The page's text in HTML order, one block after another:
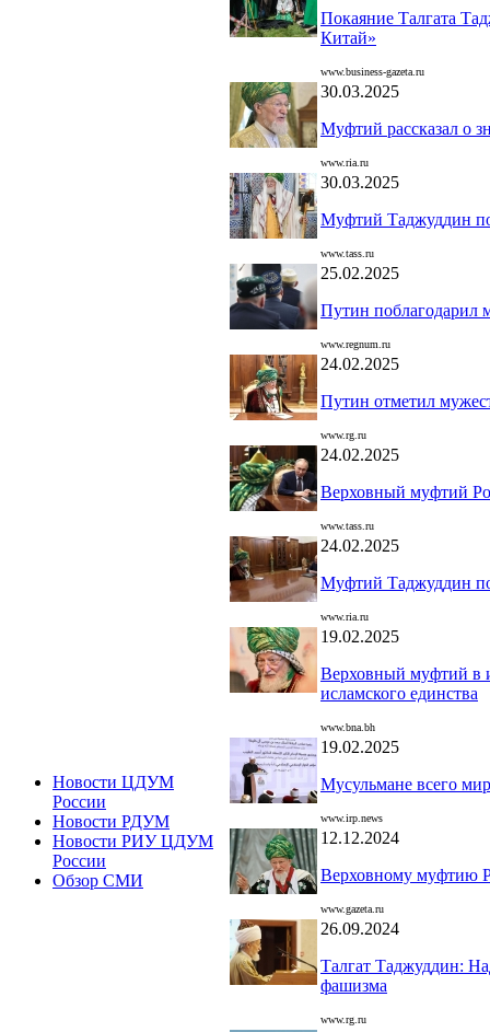
Новости ЦДУМ
России
Новости РДУМ
Новости РИУ ЦДУМ
России
Обзор СМИ
Покаяние Талгата
Китай»
www.business-gazeta.ru
30.03.2025
Муфтий рассказал о
www.ria.ru
30.03.2025
Муфтий Таджуддин
www.tass.ru
25.02.2025
Путин поблагодарил
www.regnum.ru
24.02.2025
Путин отметил
www.rg.ru
24.02.2025
Верховный муфтий
www.tass.ru
24.02.2025
Муфтий Таджуддин
www.ria.ru
19.02.2025
Верховный муфтий в
исламского единства
www.bna.bh
19.02.2025
Мусульмане всего
www.irp.news
12.12.2024
Верховному муфтию
www.gazeta.ru
26.09.2024
Талгат Таджуддин:
фашизма
www.rg.ru